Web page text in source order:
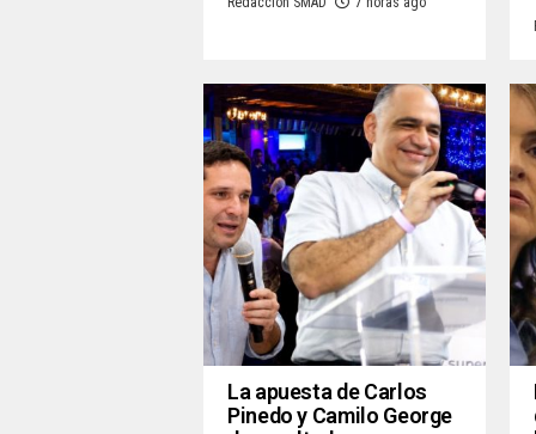
La apuesta de Carlos
Pinedo y Camilo George